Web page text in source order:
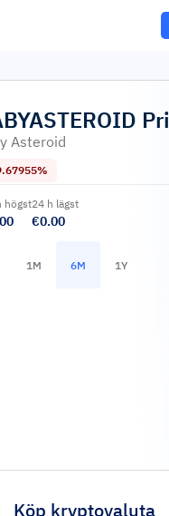
Asteroid
högst24 h lägst
€0.00
1M 6M 1Y
Köp kryptovaluta